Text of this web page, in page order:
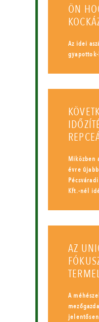
ÖN
Az idei
Miközben
évre
Kft.-nél
AZ
A